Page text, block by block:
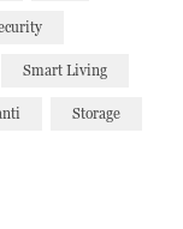
Smart Living
Storage